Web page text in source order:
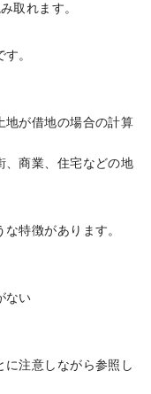
取れます。
。
地が借地の場合の計算
、商業、住宅などの地
特徴があります。
ない
に注意しながら参照し